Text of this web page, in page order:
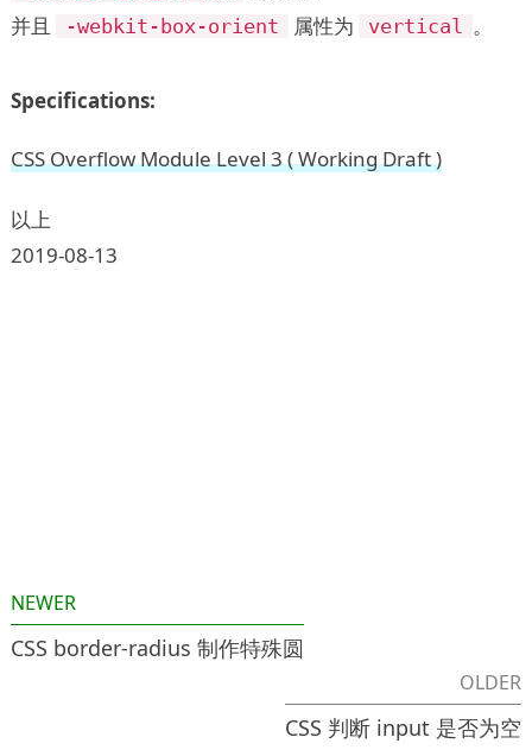
并且
-webkit-box-orient 属性为 vertical 。
Specifications:
CSS Overflow Module Level 3 ( Working Draft )
以上
2019-08-13
NEWER
CSS border-radius 制作特殊圆
OLDER
CSS 判断 input 是否为空